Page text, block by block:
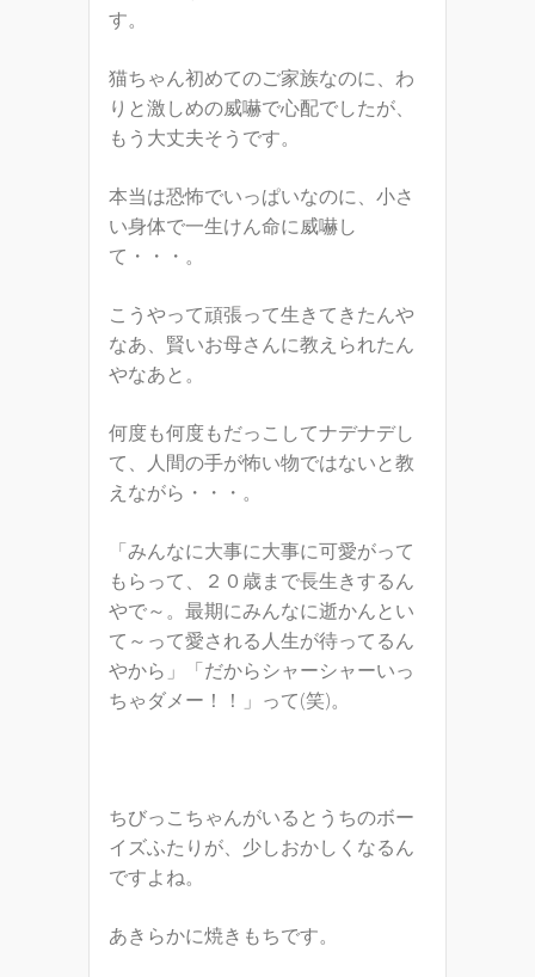
す。
猫ちゃん初めてのご家族なのに、わ
りと激しめの威嚇で心配でしたが、
もう大丈夫そうです。
本当は恐怖でいっぱいなのに、小さ
い身体で一生けん命に威嚇し
て・・・。
こうやって頑張って生きてきたんや
なあ、賢いお母さんに教えられたん
やなあと。
何度も何度もだっこしてナデナデし
て、人間の手が怖い物ではないと教
えながら・・・。
「みんなに大事に大事に可愛がって
もらって、２０歳まで長生きするん
やで～。最期にみんなに逝かんとい
て～って愛される人生が待ってるん
やから」「だからシャーシャーいっ
ちゃダメー！！」って(笑)。
ちびっこちゃんがいるとうちのボー
イズふたりが、少しおかしくなるん
ですよね。
あきらかに焼きもちです。